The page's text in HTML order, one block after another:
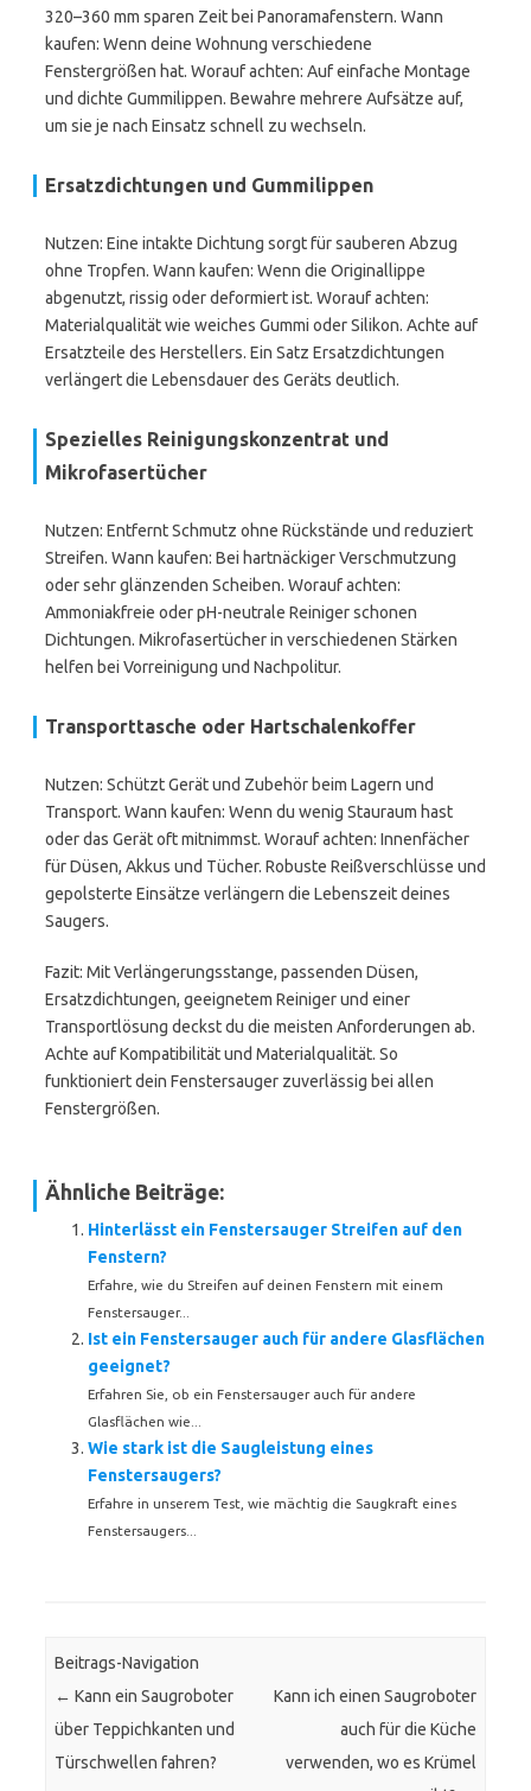
320–360 mm sparen Zeit bei Panoramafenstern. Wann
kaufen: Wenn deine Wohnung verschiedene
Fenstergrößen hat. Worauf achten: Auf einfache Montage
und dichte Gummilippen. Bewahre mehrere Aufsätze auf,
um sie je nach Einsatz schnell zu wechseln.
Ersatzdichtungen und Gummilippen
Nutzen: Eine intakte Dichtung sorgt für sauberen Abzug
ohne Tropfen. Wann kaufen: Wenn die Originallippe
abgenutzt, rissig oder deformiert ist. Worauf achten:
Materialqualität wie weiches Gummi oder Silikon. Achte auf
Ersatzteile des Herstellers. Ein Satz Ersatzdichtungen
verlängert die Lebensdauer des Geräts deutlich.
Spezielles Reinigungskonzentrat und
Mikrofasertücher
Nutzen: Entfernt Schmutz ohne Rückstände und reduziert
Streifen. Wann kaufen: Bei hartnäckiger Verschmutzung
oder sehr glänzenden Scheiben. Worauf achten:
Ammoniakfreie oder pH-neutrale Reiniger schonen
Dichtungen. Mikrofasertücher in verschiedenen Stärken
helfen bei Vorreinigung und Nachpolitur.
Transporttasche oder Hartschalenkoffer
Nutzen: Schützt Gerät und Zubehör beim Lagern und
Transport. Wann kaufen: Wenn du wenig Stauraum hast
oder das Gerät oft mitnimmst. Worauf achten: Innenfächer
für Düsen, Akkus und Tücher. Robuste Reißverschlüsse und
gepolsterte Einsätze verlängern die Lebenszeit deines
Saugers.
Fazit: Mit Verlängerungsstange, passenden Düsen,
Ersatzdichtungen, geeignetem Reiniger und einer
Transportlösung deckst du die meisten Anforderungen ab.
Achte auf Kompatibilität und Materialqualität. So
funktioniert dein Fenstersauger zuverlässig bei allen
Fenstergrößen.
Ähnliche Beiträge:
Hinterlässt ein Fenstersauger Streifen auf den
Fenstern?
Erfahre, wie du Streifen auf deinen Fenstern mit einem
Fenstersauger...
Ist ein Fenstersauger auch für andere Glasflächen
geeignet?
Erfahren Sie, ob ein Fenstersauger auch für andere
Glasflächen wie...
Wie stark ist die Saugleistung eines
Fenstersaugers?
Erfahre in unserem Test, wie mächtig die Saugkraft eines
Fenstersaugers...
Beitrags-Navigation
← Kann ein Saugroboter
über Teppichkanten und
Türschwellen fahren?
Kann ich einen Saugroboter
auch für die Küche
verwenden, wo es Krümel